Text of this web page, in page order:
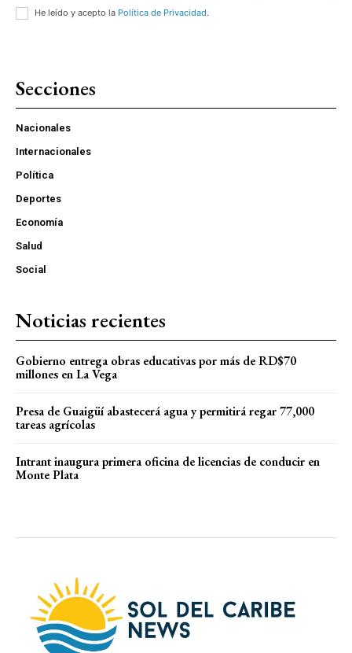
He leído y acepto la Política de Privacidad.
Secciones
Nacionales
Internacionales
Política
Deportes
Economía
Salud
Social
Noticias recientes
Gobierno entrega obras educativas por más de RD$70
millones en La Vega
Presa de Guaigüí abastecerá agua y permitirá regar 77,000
tareas agrícolas
Intrant inaugura primera oficina de licencias de conducir en
Monte Plata